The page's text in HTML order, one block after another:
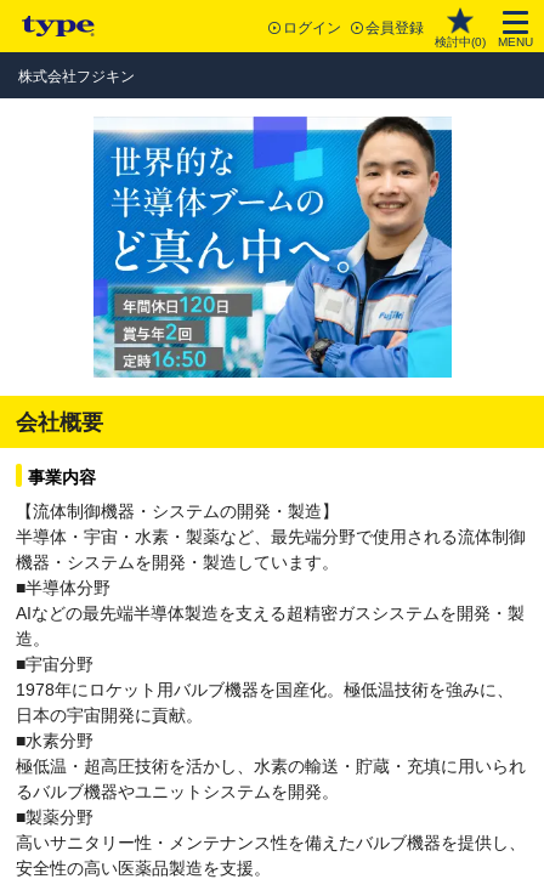
ログイン 会員登録
検討中(0) MENU
株式会社フジキン
会社概要
事業内容
【流体制御機器・システムの開発・製造】
半導体・宇宙・水素・製薬など、最先端分野で使用される流体制御
機器・システムを開発・製造しています。
■半導体分野
AIなどの最先端半導体製造を支える超精密ガスシステムを開発・製
造。
■宇宙分野
1978年にロケット用バルブ機器を国産化。極低温技術を強みに、
日本の宇宙開発に貢献。
■水素分野
極低温・超高圧技術を活かし、水素の輸送・貯蔵・充填に用いられ
るバルブ機器やユニットシステムを開発。
■製薬分野
高いサニタリー性・メンテナンス性を備えたバルブ機器を提供し、
安全性の高い医薬品製造を支援。